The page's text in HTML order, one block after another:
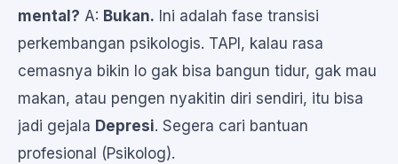
mental? A: Bukan. Ini adalah fase transisi
perkembangan psikologis. TAPI, kalau rasa
cemasnya bikin lo gak bisa bangun tidur, gak mau
makan, atau pengen nyakitin diri sendiri, itu bisa
jadi gejala Depresi. Segera cari bantuan
profesional (Psikolog).